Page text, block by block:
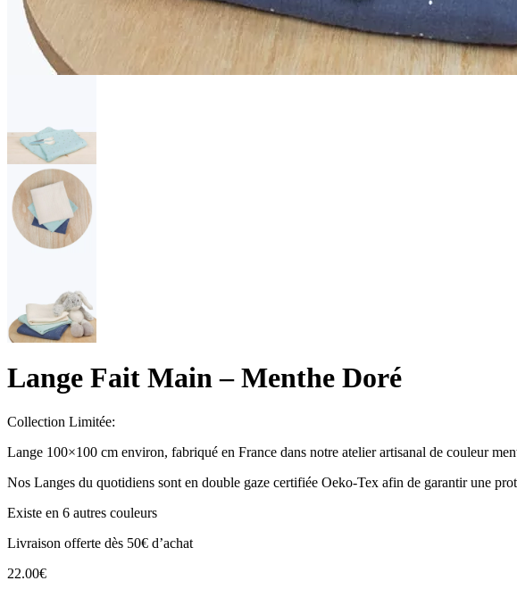
Lange Fait Main – Menthe Doré
Collection Limitée:
Lange 100×100 cm environ, fabriqué en France dans notre atelier artisanal de couleur
Nos Langes du quotidiens sont en double gaze certifiée Oeko-Tex afin de garantir une
Existe en 6 autres couleurs
Livraison offerte dès 50€ d’achat
22.00€